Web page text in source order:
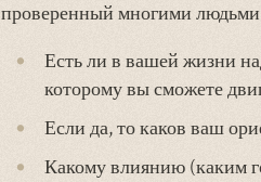
проверенный многими
Есть ли в вашей жизни
которому вы сможете
Если да, то каков ваш
Какому влиянию (каким